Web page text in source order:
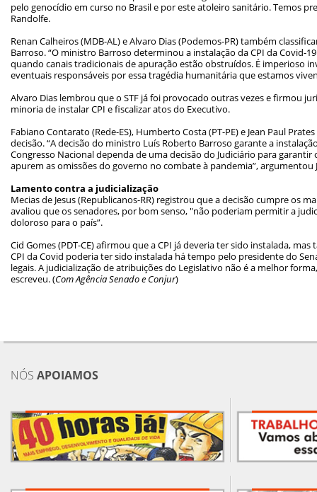
pelo genocídio em curso no Brasil e por este atoleiro sanitário. Temos
Randolfe.
Renan Calheiros (MDB-AL) e Alvaro Dias (Podemos-PR) também
Barroso.“O ministro Barroso determinou a instalação da CPI da Covid-
quando canais tradicionais de apuração estão obstruídos. É imperioso
eventuais responsáveis por essa tragédia humanitária que estamos
Alvaro Dias lembrou que o STF já foi provocado outras vezes e firmou
minoria de instalar CPI e fiscalizar atos do Executivo.
Fabiano Contarato (Rede-ES), Humberto Costa (PT-PE) e Jean Paul
decisão.“A decisão do ministro Luís Roberto Barroso garante a
Congresso Nacional dependa de uma decisão do Judiciário para
apurem as omissões do governo no combate à pandemia”, argumentou
Lamento contra a judicialização
Mecias de Jesus (Republicanos-RR) registrou que a decisão cumpre os
avaliou que os senadores, por bom senso, "não poderiam permitir a
doloroso para o país”.
Cid Gomes (PDT-CE) afirmou que a CPI já deveria ter sido instalada,
CPI da Covid poderia ter sido instalada há tempo pelo presidente do
legais. A judicialização de atribuições do Legislativo não é a melhor
escreveu. (Com Agência Senado e Conjur)
NÓS APOIAMOS